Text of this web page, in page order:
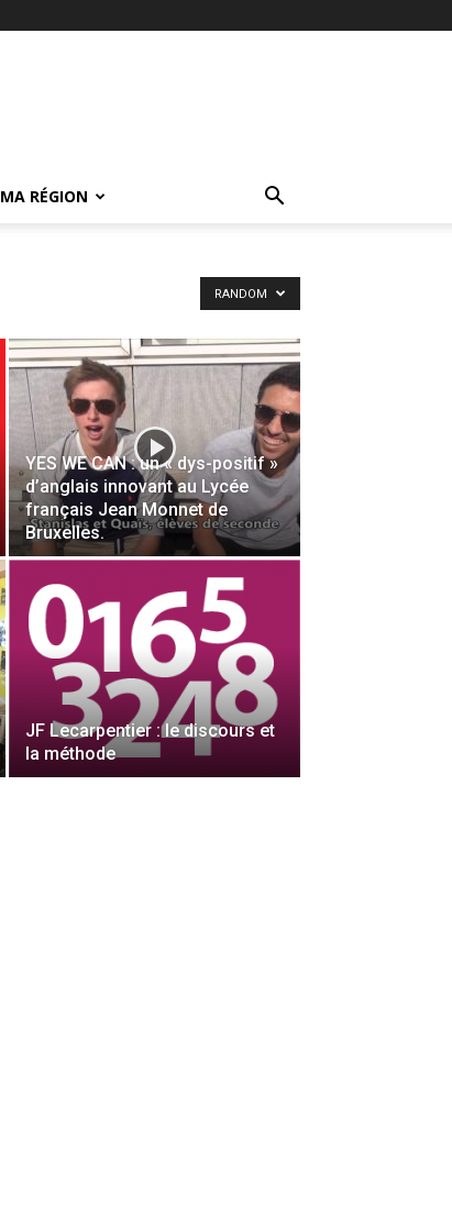
MA RÉGION
RANDOM
YES WE CAN : un « dys-positif »
d’anglais innovant au Lycée
français Jean Monnet de
Bruxelles.
JF Lecarpentier : le discours et
la méthode